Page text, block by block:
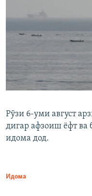
Рӯзи 6-уми август
дигар афзоиш ёфт ва
идома дод.
Идома